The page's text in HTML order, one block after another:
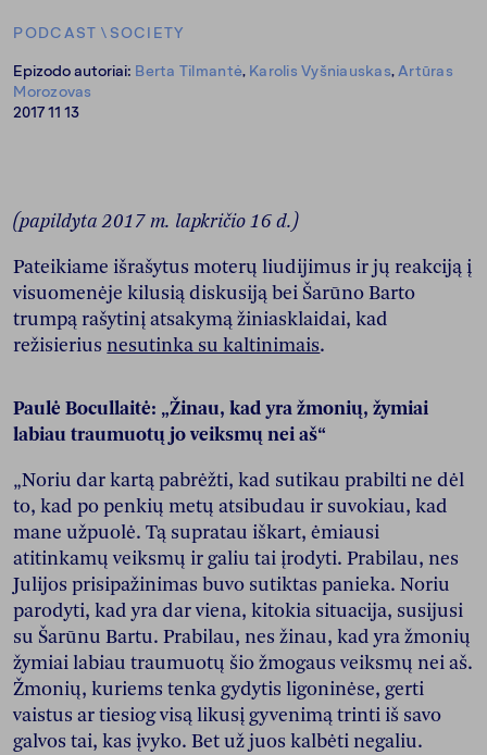
PODCAST \ SOCIETY
Epizodo autoriai: Berta Tilmantė, Karolis Vyšniauskas, Artūras
Morozovas
2017 11 13
(papildyta 2017 m. lapkričio 16 d.)
Pateikiame išrašytus moterų liudijimus ir jų reakciją į
visuomenėje kilusią diskusiją bei Šarūno Barto
trumpą rašytinį atsakymą žiniasklaidai, kad
režisieriusnesutinka su kaltinimais.
Paulė Bocullaitė: „Žinau, kad yra žmonių, žymiai
labiau traumuotų jo veiksmų nei aš“
„Noriu dar kartą pabrėžti, kad sutikau prabilti ne dėl
to, kad po penkių metų atsibudau ir suvokiau, kad
mane užpuolė. Tą supratau iškart, ėmiausi
atitinkamų veiksmų ir galiu tai įrodyti. Prabilau, nes
Julijos prisipažinimas buvo sutiktas panieka. Noriu
parodyti, kad yra dar viena, kitokia situacija, susijusi
su Šarūnu Bartu. Prabilau, nes žinau, kad yra žmonių
žymiai labiau traumuotų šio žmogaus veiksmų nei aš.
Žmonių, kuriems tenka gydytis ligoninėse, gerti
vaistus ar tiesiog visą likusį gyvenimą trinti iš savo
galvos tai, kas įvyko. Bet už juos kalbėti negaliu.